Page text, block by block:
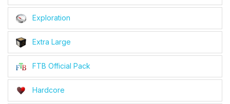
Exploration
Extra Large
FTB Official Pack
Hardcore